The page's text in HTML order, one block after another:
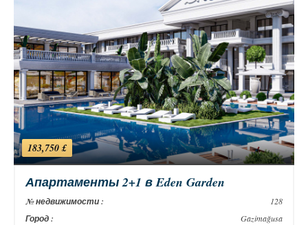
183,750 £
Апартаменты 2+1 в Eden Garden
№ недвижимости : 128
Город : Gazimağusa